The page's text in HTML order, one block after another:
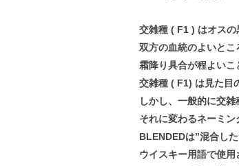
交雑種 ( F1 ) はオスの
双方の血統のよいとこ
霜降り具合が程よいこ
交雑種 ( F1) は見た目
しかし、一般的に交雑
それに変わるネーミン
BLENDEDは”混合し
ウイスキー用語で使用